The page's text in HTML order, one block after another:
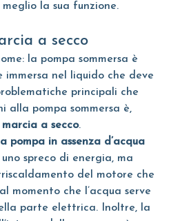
la sua funzione.
a secco
la pompa sommersa è
nel liquido che deve
principali che
alla pompa sommersa è,
marcia a secco.
pompa in assenza d’acqua
spreco di energia, ma
del motore che
momento che l’acqua serve
parte elettrica. Inoltre, la